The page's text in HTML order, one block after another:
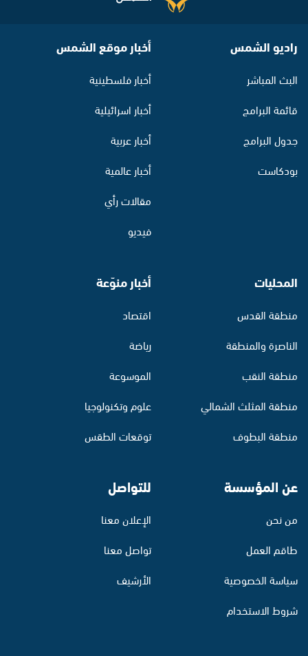
راديو الشمس
البث المباشر
قائمة البرامج
جدول البرامج
بودكاست
أخبار موقع الشمس
أخبار فلسطينية
أخبار اسرائيلية
أخبار عربية
أخبار عالمية
مقالات رأي
فيديو
المحليات
منطقة القدس
الناصرة والمنطقة
منطقة النقب
منطقة المثلث الشمالي
منطقة البطوف
أخبار منوّعة
اقتصاد
رياضة
الموسوعة
علوم وتكنولوجيا
توقعات الطقس
عن المؤسسة
من نحن
طاقم العمل
سياسة الخصوصية
شروط الاستخدام
للتواصل
الإعلان معنا
تواصل معنا
الأرشيف